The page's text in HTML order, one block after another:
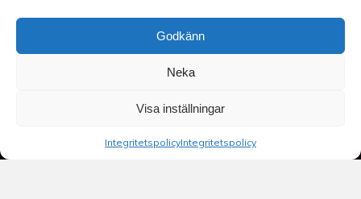
Godkänn
Neka
Visa inställningar
IntegritetspolicyIntegritetspolicy
©2026 Spakarps plantskola
- spakarp@outlook.com
Spakarp 1, 575 95